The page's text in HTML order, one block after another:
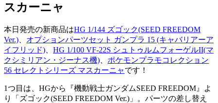
スカーニャ
本日発売の新商品はHG 1/144 ズゴック(SEED FREEDOM
Ver.)
オプションパーツセット ガンプラ 15 (キャバリアーア
イフリッド)
HG 1/100 VF-22S シュトゥルムフォーゲルII(マ
クシミリアン・ジーナス機)
ポケモンプラモコレクション
56 セレクトシリーズ マスカーニャです！
1つ目は、HGから『機動戦士ガンダムSEED FREEDOM』よ
り「ズゴック(SEED FREEDOM Ver.)」。パーツの差し替え